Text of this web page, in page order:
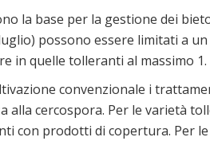
la base per la gestione dei
possono essere limitati a
in quelle tolleranti al massimo 1.
convenzionale i
alla cercospora. Per le varietà
con prodotti di copertura. Per